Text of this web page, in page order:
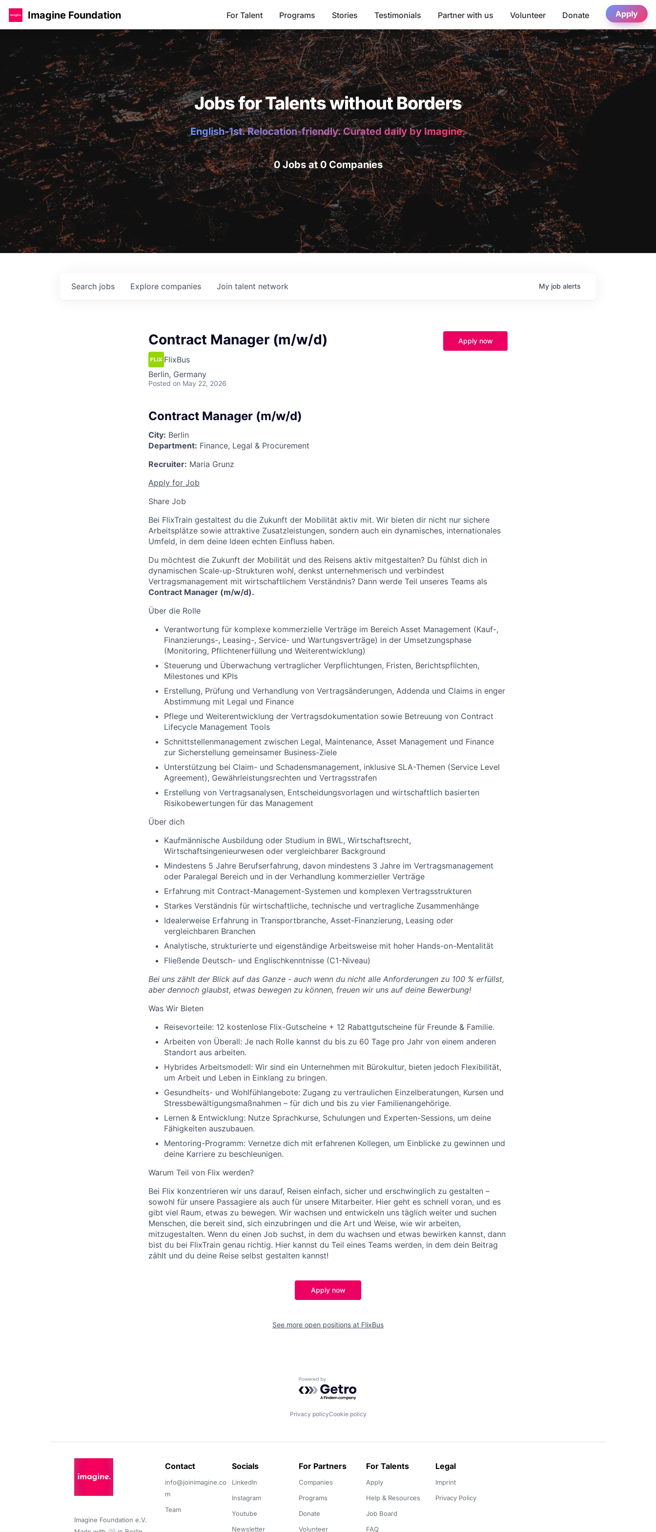
Imagine Foundation For Talent Programs Stories Testimonials Partner with us Volunteer Donate Apply
Jobs for Talents without Borders
English-1st. Relocation-friendly. Curated daily by Imagine.
0 Jobs at 0 Companies
Search jobs Explore companies Join talent network My job alerts
Contract Manager (m/w/d)
FlixBus
Berlin, Germany
Posted on May 22, 2026
Apply now
Contract Manager (m/w/d)
City: Berlin
Department: Finance, Legal & Procurement
Recruiter: Maria Grunz
Apply for Job
Share Job
Bei FlixTrain gestaltest du die Zukunft der Mobilität aktiv mit. Wir bieten dir nicht nur sichere
Arbeitsplätze sowie attraktive Zusatzleistungen, sondern auch ein dynamisches, internationales
Umfeld, in dem deine Ideen echten Einfluss haben.
Du möchtest die Zukunft der Mobilität und des Reisens aktiv mitgestalten? Du fühlst dich in
dynamischen Scale-up-Strukturen wohl, denkst unternehmerisch und verbindest
Vertragsmanagement mit wirtschaftlichem Verständnis? Dann werde Teil unseres Teams als
Contract Manager (m/w/d).
Über die Rolle
Verantwortung für komplexe kommerzielle Verträge im Bereich Asset Management (Kauf-,
Finanzierungs-, Leasing-, Service- und Wartungsverträge) in der Umsetzungsphase
(Monitoring, Pflichtenerfüllung und Weiterentwicklung)
Steuerung und Überwachung vertraglicher Verpflichtungen, Fristen, Berichtspflichten,
Milestones und KPIs
Erstellung, Prüfung und Verhandlung von Vertragsänderungen, Addenda und Claims in enger
Abstimmung mit Legal und Finance
Pflege und Weiterentwicklung der Vertragsdokumentation sowie Betreuung von Contract
Lifecycle Management Tools
Schnittstellenmanagement zwischen Legal, Maintenance, Asset Management und Finance
zur Sicherstellung gemeinsamer Business-Ziele
Unterstützung bei Claim- und Schadensmanagement, inklusive SLA-Themen (Service Level
Agreement), Gewährleistungsrechten und Vertragsstrafen
Erstellung von Vertragsanalysen, Entscheidungsvorlagen und wirtschaftlich basierten
Risikobewertungen für das Management
Über dich
Kaufmännische Ausbildung oder Studium in BWL, Wirtschaftsrecht,
Wirtschaftsingenieurwesen oder vergleichbarer Background
Mindestens 5 Jahre Berufserfahrung, davon mindestens 3 Jahre im Vertragsmanagement
oder Paralegal Bereich und in der Verhandlung kommerzieller Verträge
Erfahrung mit Contract-Management-Systemen und komplexen Vertragsstrukturen
Starkes Verständnis für wirtschaftliche, technische und vertragliche Zusammenhänge
Idealerweise Erfahrung in Transportbranche, Asset-Finanzierung, Leasing oder
vergleichbaren Branchen
Analytische, strukturierte und eigenständige Arbeitsweise mit hoher Hands-on-Mentalität
Fließende Deutsch- und Englischkenntnisse (C1-Niveau)
Bei uns zählt der Blick auf das Ganze - auch wenn du nicht alle Anforderungen zu 100 % erfüllst,
aber dennoch glaubst, etwas bewegen zu können, freuen wir uns auf deine Bewerbung!
Was Wir Bieten
Reisevorteile: 12 kostenlose Flix-Gutscheine + 12 Rabattgutscheine für Freunde & Familie.
Arbeiten von Überall: Je nach Rolle kannst du bis zu 60 Tage pro Jahr von einem anderen
Standort aus arbeiten.
Hybrides Arbeitsmodell: Wir sind ein Unternehmen mit Bürokultur, bieten jedoch Flexibilität,
um Arbeit und Leben in Einklang zu bringen.
Gesundheits- und Wohlfühlangebote: Zugang zu vertraulichen Einzelberatungen, Kursen und
Stressbewältigungsmaßnahmen – für dich und bis zu vier Familienangehörige.
Lernen & Entwicklung: Nutze Sprachkurse, Schulungen und Experten-Sessions, um deine
Fähigkeiten auszubauen.
Mentoring-Programm: Vernetze dich mit erfahrenen Kollegen, um Einblicke zu gewinnen und
deine Karriere zu beschleunigen.
Warum Teil von Flix werden?
Bei Flix konzentrieren wir uns darauf, Reisen einfach, sicher und erschwinglich zu gestalten –
sowohl für unsere Passagiere als auch für unsere Mitarbeiter. Hier geht es schnell voran, und es
gibt viel Raum, etwas zu bewegen. Wir wachsen und entwickeln uns täglich weiter und suchen
Menschen, die bereit sind, sich einzubringen und die Art und Weise, wie wir arbeiten,
mitzugestalten. Wenn du einen Job suchst, in dem du wachsen und etwas bewirken kannst, dann
bist du bei FlixTrain genau richtig. Hier kannst du Teil eines Teams werden, in dem dein Beitrag
zählt und du deine Reise selbst gestalten kannst!
Apply now
See more open positions at FlixBus
Powered by Getro.com
Privacy policyCookie policy
Imagine Foundation e.V.
Contact
info@joinimagine.co
m
Team
Socials
LinkedIn
Instagram
Youtube
Newsletter
For Partners
Companies
Programs
Donate
Volunteer
For Talents
Apply
Help & Resources
Job Board
FAQ
Legal
Imprint
Privacy Policy